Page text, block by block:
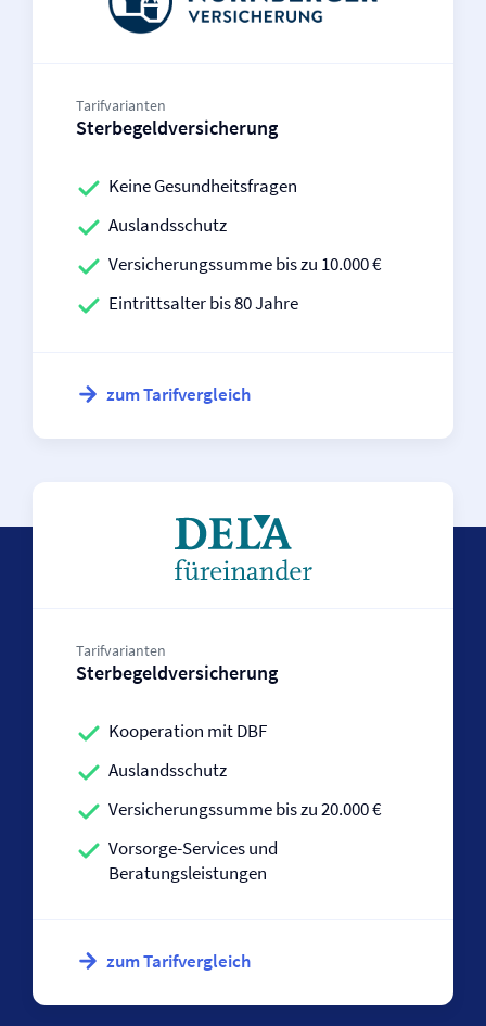
Tarifvarianten
Sterbegeld­versicherung
Keine Gesundheitsfragen
Auslandsschutz
Versicherungssumme bis zu 10.000 €
Eintrittsalter bis 80 Jahre
zum Tarifvergleich
Tarifvarianten
Sterbegeld­versicherung
Kooperation mit DBF
Auslandsschutz
Versicherungssumme bis zu 20.000 €
Vorsorge-Services und
Beratungsleistungen
zum Tarifvergleich